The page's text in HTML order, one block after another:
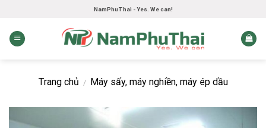
content
NamPhuThai - Yes. We can!
Trang chủ / Máy sấy, máy nghiền, máy ép dầu